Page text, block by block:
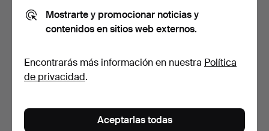
LÁMPARA DE PIE, hierro
forjado, estilo Art…
38 USD
También puedes buscar ennuestro archivo de
Mostrarte y promocionar noticias y
contenidos en sitios web externos.
Encontrarás más información en nuestra Política
de privacidad.
Aceptarlas todas